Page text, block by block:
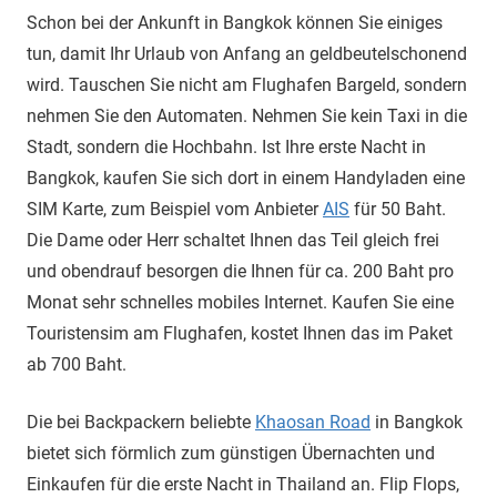
Schon bei der Ankunft in Bangkok können Sie einiges
tun, damit Ihr Urlaub von Anfang an geldbeutelschonend
wird. Tauschen Sie nicht am Flughafen Bargeld, sondern
nehmen Sie den Automaten. Nehmen Sie kein Taxi in die
Stadt, sondern die Hochbahn. Ist Ihre erste Nacht in
Bangkok, kaufen Sie sich dort in einem Handyladen eine
SIM Karte, zum Beispiel vom AnbieterAIS für 50 Baht.
Die Dame oder Herr schaltet Ihnen das Teil gleich frei
und obendrauf besorgen die Ihnen für ca. 200 Baht pro
Monat sehr schnelles mobiles Internet. Kaufen Sie eine
Touristensim am Flughafen, kostet Ihnen das im Paket
ab 700 Baht.
Die bei Backpackern beliebte Khaosan Road in Bangkok
bietet sich förmlich zum günstigen Übernachten und
Einkaufen für die erste Nacht in Thailand an. Flip Flops,